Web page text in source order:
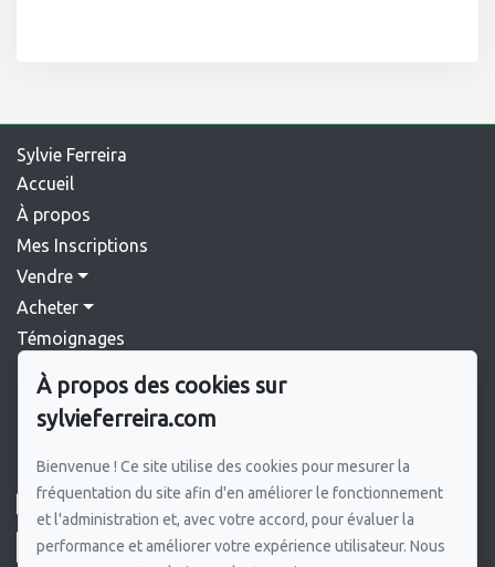
Sylvie Ferreira
Accueil
À propos
Mes Inscriptions
Vendre
Acheter
Témoignages
Blog
Contact
GROUPE SUTTON SYNERGIE INC.
450 964-0333
À propos des cookies sur
sylvieferreira.com
Bienvenue ! Ce site utilise des cookies pour mesurer la
fréquentation du site afin d'en améliorer le fonctionnement
et l'administration et, avec votre accord, pour évaluer la
performance et améliorer votre expérience utilisateur. Nous